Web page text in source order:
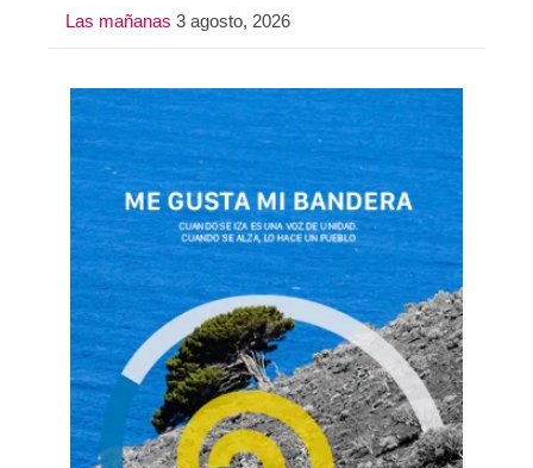
Las mañanas 3 agosto, 2026